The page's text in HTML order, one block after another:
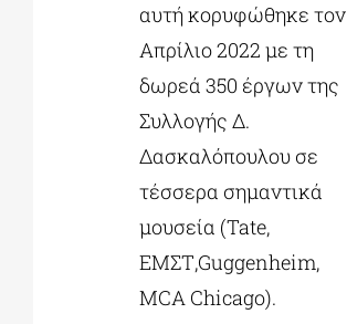
αυτή κορυφώθηκε τον
Απρίλιο 2022 με τη
δωρεά 350 έργων της
Συλλογής Δ.
Δασκαλόπουλου σε
τέσσερα σημαντικά
μουσεία (Tate,
ΕΜΣΤ,Guggenheim,
MCA Chicago).